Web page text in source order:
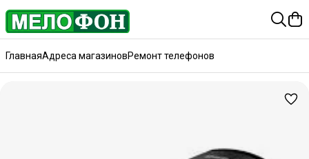
ГлавнаяАдреса магазиновРемонт телефонов